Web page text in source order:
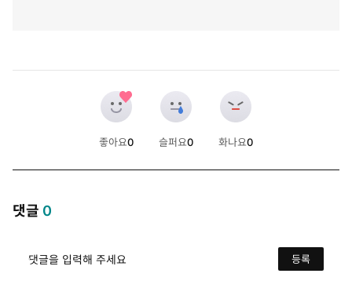
좋아요0
슬퍼요0
화나요0
댓글 0
댓글을 입력해 주세요 등록